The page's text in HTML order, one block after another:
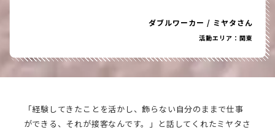
ダブルワーカー / ミヤタさん
活動エリア：関東
「経験してきたことを活かし、飾らない自分のままで仕事
ができる、それが接客なんです。」と話してくれたミヤタさ